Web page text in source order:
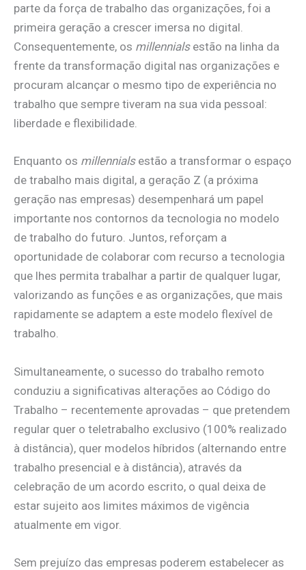
parte da força de trabalho das organizações, foi a
primeira geração a crescer imersa no digital.
Consequentemente, os millennialsestão na linha da
frente da transformação digital nas organizações e
procuram alcançar o mesmo tipo de experiência no
trabalho que sempre tiveram na sua vida pessoal:
liberdade e flexibilidade.
Enquanto os millennialsestão a transformar o espaço
de trabalho mais digital, a geração Z (a próxima
geração nas empresas) desempenhará um papel
importante nos contornos da tecnologia no modelo
de trabalho do futuro. Juntos, reforçam a
oportunidade de colaborar com recurso a tecnologia
que lhes permita trabalhar a partir de qualquer lugar,
valorizando as funções e as organizações, que mais
rapidamente se adaptem a este modelo flexível de
trabalho.
Simultaneamente, o sucesso do trabalho remoto
conduziu a significativas alterações ao Código do
Trabalho – recentemente aprovadas – que pretendem
regular quer o teletrabalho exclusivo (100% realizado
à distância), quer modelos híbridos (alternando entre
trabalho presencial e à distância), através da
celebração de um acordo escrito, o qual deixa de
estar sujeito aos limites máximos de vigência
atualmente em vigor.
Sem prejuízo das empresas poderem estabelecer as